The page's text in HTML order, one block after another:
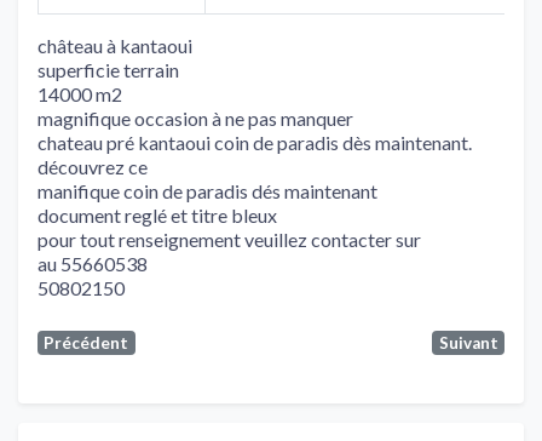
château à kantaoui
superficie terrain
14000 m2
magnifique occasion à ne pas manquer
chateau pré kantaoui coin de paradis dès maintenant.
découvrez ce
manifique coin de paradis dés maintenant
document reglé et titre bleux
pour tout renseignement veuillez contacter sur
au 55660538
50802150
Précédent Suivant